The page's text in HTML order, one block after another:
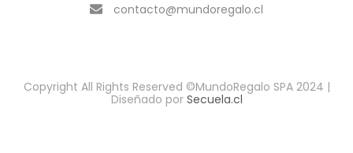
contacto@mundoregalo.cl
Copyright All Rights Reserved ©MundoRegalo SPA 2024 |
Diseñado por Secuela.cl